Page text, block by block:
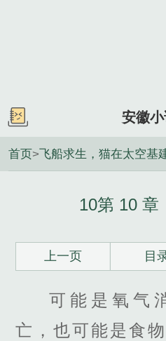
安徽小
首页>飞船求生，猫在太空基
10第 10 章
上一页 目
可能是氧气
亡，也可能是食